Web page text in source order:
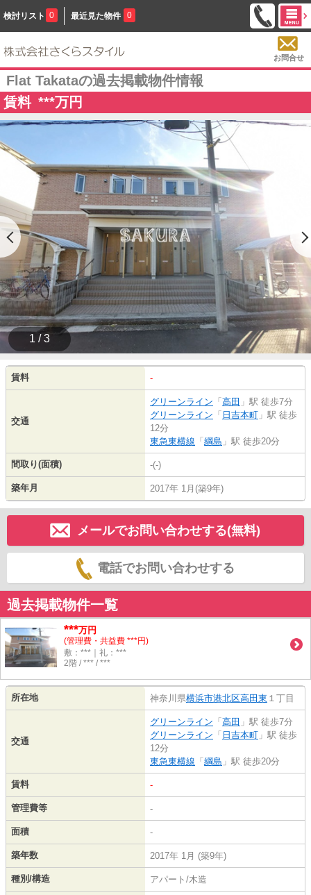
検討リスト 0 最近見た物件 0
お問合せ
Flat Takataの過去掲載物件情報
賃料 ***万円
1 / 3
賃料 -
交通
グリーンライン 「 高田 」駅 徒歩7分
グリーンライン 「 日吉本町 」駅 徒歩
12分
東急東横線 「 綱島 」駅 徒歩20分
間取り(面積) -(-)
築年月 2017年 1月(築9年)
メールでお問い合わせする(無料)
電話でお問い合わせする
過去掲載物件一覧
***万円
(管理費・共益費 ***円)
敷：***｜礼：***
2階 / *** / ***
所在地 神奈川県横浜市港北区高田東 １丁目
交通
グリーンライン 「 高田 」駅 徒歩7分
グリーンライン 「 日吉本町 」駅 徒歩
12分
東急東横線 「 綱島 」駅 徒歩20分
賃料 -
管理費等 -
面積 -
築年数 2017年 1月 (築9年)
種別/構造 アパート/木造